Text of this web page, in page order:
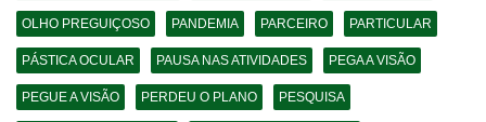
OLHO PREGUIÇOSO PANDEMIA PARCEIRO PARTICULAR
PÁSTICA OCULAR PAUSA NAS ATIVIDADES PEGA A VISÃO
PEGUE A VISÃO PERDEU O PLANO PESQUISA